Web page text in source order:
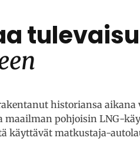
historiansa
maailman pohjoisin LNG-
käyttävät matkustaja-